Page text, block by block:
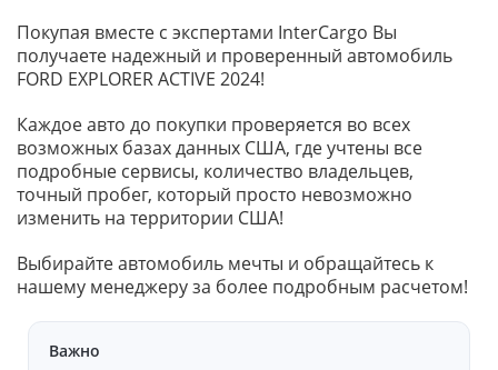
Покупая вместе с экспертами InterCargo Вы
получаете надежный и проверенный автомобиль
FORD EXPLORER ACTIVE 2024!
Каждое авто до покупки проверяется во всех
возможных базах данных США, где учтены все
подробные сервисы, количество владельцев,
точный пробег, который просто невозможно
изменить на территории США!
Выбирайте автомобиль мечты и обращайтесь к
нашему менеджеру за более подробным расчетом!
Важно